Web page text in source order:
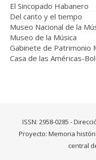
El Sincopado Habanero
Del canto y el tiempo
Museo Nacional de la
Museo de la Música
Gabinete de Patrimonio
Casa de las Américas-
ISSN: 2958-0285 -
Proyecto: Memoria
central